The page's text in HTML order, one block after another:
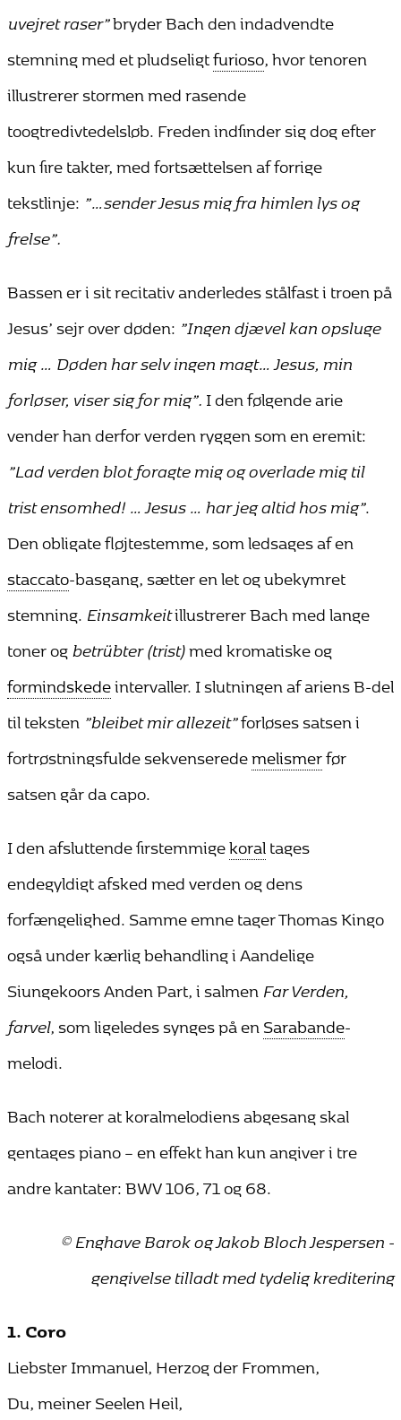
uvejret raser”bryder Bach den indadvendte
stemning med et pludseligtfurioso, hvor tenoren
illustrerer stormen med rasende
toogtredivtedelsløb. Freden indfinder sig dog efter
kun fire takter, med fortsættelsen af forrige
tekstlinje: ”…sender Jesus mig fra himlen lys og
frelse”.
Bassen er i sit recitativ anderledes stålfast i troen på
Jesus’ sejr over døden: ”Ingen djævel kan opsluge
mig … Døden har selv ingen magt… Jesus, min
forløser, viser sig for mig”.I den følgende arie
vender han derfor verden ryggen som en eremit:
”Lad verden blot foragte mig og overlade mig til
trist ensomhed! … Jesus … har jeg altid hos mig”.
Den obligate fløjtestemme, som ledsages af en
staccato-basgang, sætter en let og ubekymret
stemning. Einsamkeitillustrerer Bach med lange
toner ogbetrübter (trist)med kromatiske og
formindskedeintervaller. I slutningen af ariens B-del
til teksten ”bleibet mir allezeit”forløses satsen i
fortrøstningsfulde sekvenseredemelismerfør
satsen går da capo.
I den afsluttende firstemmigekoraltages
endegyldigt afsked med verden og dens
forfængelighed. Samme emne tager Thomas Kingo
også under kærlig behandling i Aandelige
Siungekoors Anden Part, i salmen Far Verden,
farvel, som ligeledes synges på enSarabande-
melodi.
Bach noterer at koralmelodiens abgesang skal
gentages piano – en effekt han kun angiver i tre
andre kantater: BWV 106, 71 og 68.
© Enghave Barok og Jakob Bloch Jespersen -
gengivelse tilladt med tydelig kreditering
1. Coro
Liebster Immanuel, Herzog der Frommen,
Du, meiner Seelen Heil,